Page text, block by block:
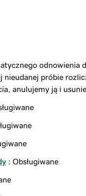
odnowienia
nieudanej próbie
anulujemy ją i
: Obsługiwane